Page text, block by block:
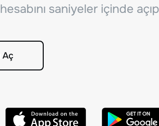
saniyeler içinde
Aç